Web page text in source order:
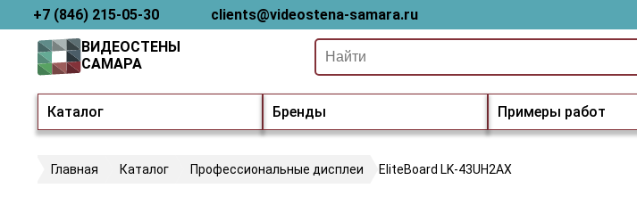
+7 (846) 215-05-30 clients@videostena-samara.ru
Каталог Бренды Примеры работ
ВИДЕОСТЕНЫ
САМАРА
Главная Каталог Профессиональные дисплеи EliteBoard LK-43UH2AX